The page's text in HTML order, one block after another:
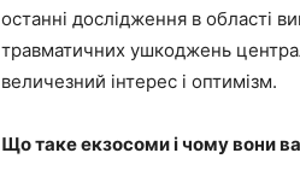
останні дослідження в області
травматичних ушкоджень
величезний інтерес і оптимізм.
Що таке екзосоми і чому вони